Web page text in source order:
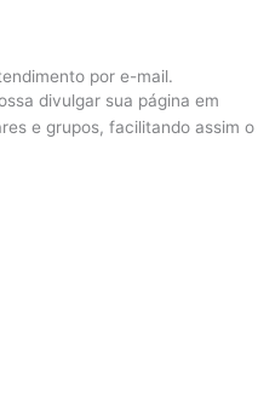
por e-mail.
divulgar sua página em
e grupos, facilitando assim o